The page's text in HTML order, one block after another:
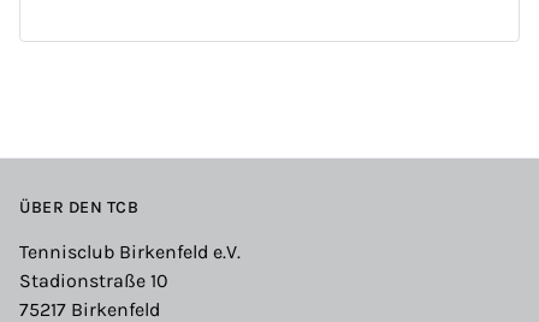
ÜBER DEN TCB
Tennisclub Birkenfeld e.V.
Stadionstraße 10
75217 Birkenfeld